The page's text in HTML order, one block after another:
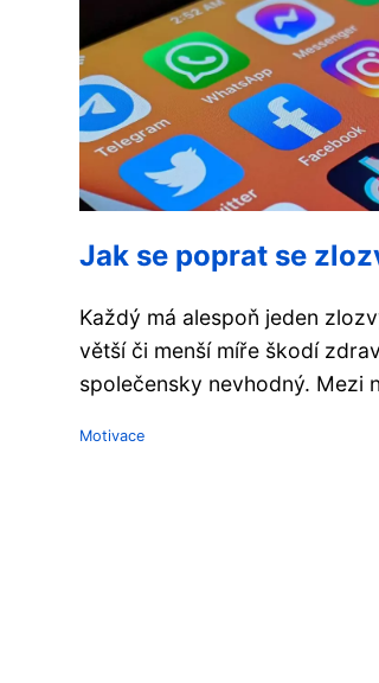
Jak se poprat se
Každý má alespoň jeden
větší či menší míře škodí
společensky nevhodný. Mezi
Motivace